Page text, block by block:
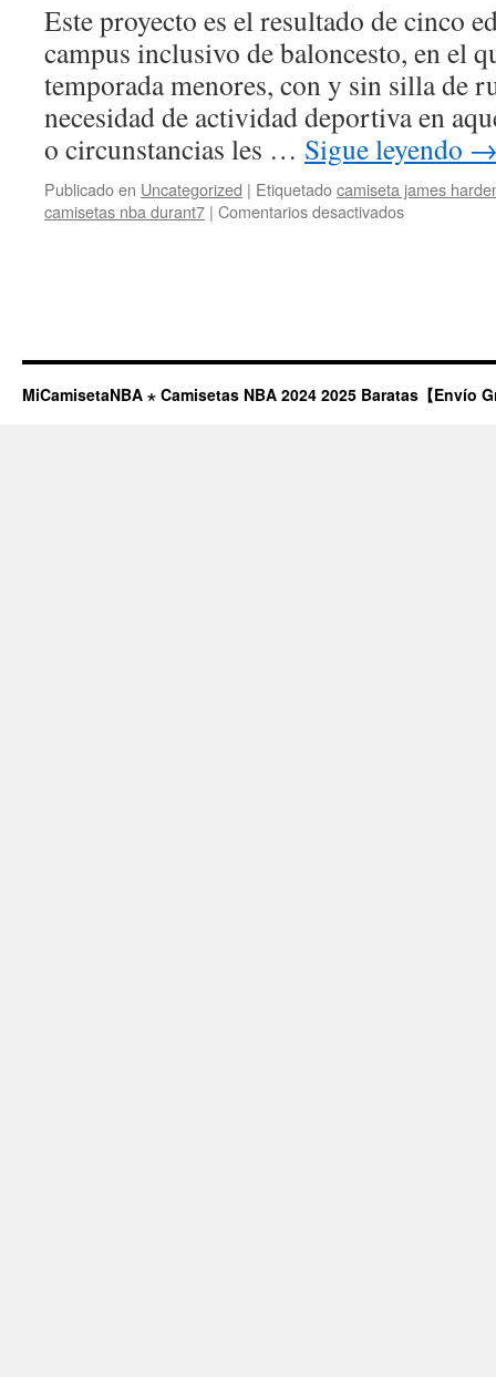
Este proyecto es el resultado de cinco
campus inclusivo de baloncesto, en el
temporada menores, con y sin silla de
necesidad de actividad deportiva en
o circunstancias les … Sigue leyendo
Publicado en Uncategorized | Etiquetadocamiseta james
camisetas nba durant7 | Comentarios desactivadosen
MiCamisetaNBA ⋆ Camisetas NBA 2024 2025 Baratas【Envío